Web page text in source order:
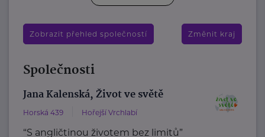
Zobrazit přehled společností Změnit kraj
Společnosti
Jana Kalenská, Život ve světě
Horská 439 Hořejší Vrchlabí
“S angličtinou životem bez limitů”